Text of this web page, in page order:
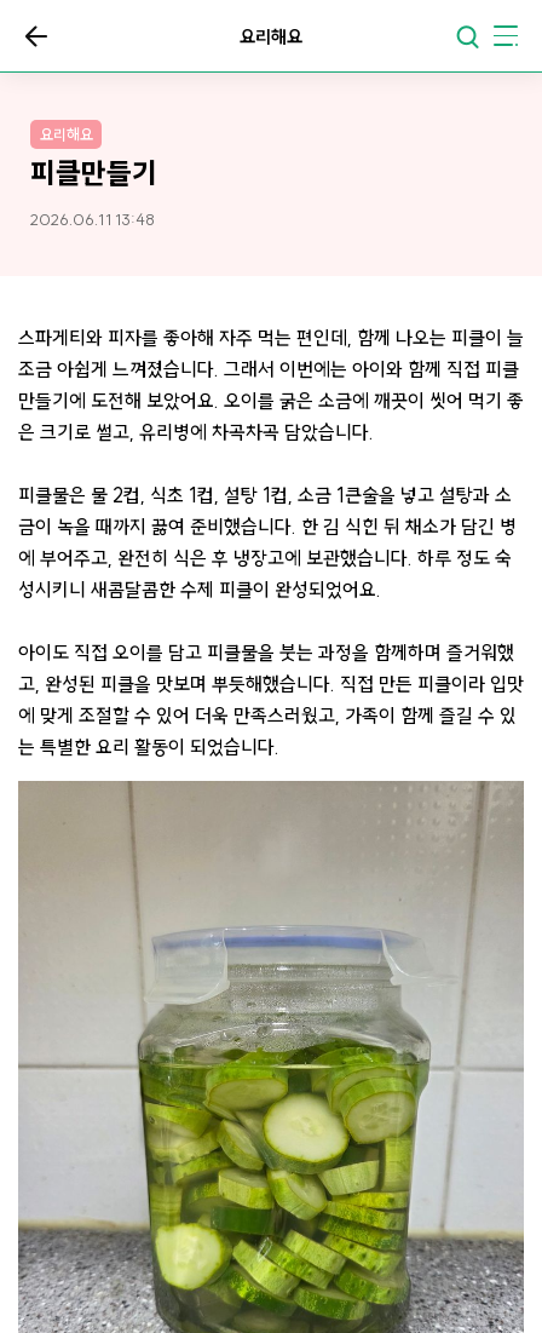
요리해요
요리해요
피클만들기
2026.06.11 13:48
스파게티와 피자를 좋아해 자주 먹는 편인데, 함께 나오는 피클이 늘
조금 아쉽게 느껴졌습니다. 그래서 이번에는 아이와 함께 직접 피클
만들기에 도전해 보았어요. 오이를 굵은 소금에 깨끗이 씻어 먹기 좋
은 크기로 썰고, 유리병에 차곡차곡 담았습니다.
피클물은 물 2컵, 식초 1컵, 설탕 1컵, 소금 1큰술을 넣고 설탕과 소
금이 녹을 때까지 끓여 준비했습니다. 한 김 식힌 뒤 채소가 담긴 병
에 부어주고, 완전히 식은 후 냉장고에 보관했습니다. 하루 정도 숙
성시키니 새콤달콤한 수제 피클이 완성되었어요.
아이도 직접 오이를 담고 피클물을 붓는 과정을 함께하며 즐거워했
고, 완성된 피클을 맛보며 뿌듯해했습니다. 직접 만든 피클이라 입맛
에 맞게 조절할 수 있어 더욱 만족스러웠고, 가족이 함께 즐길 수 있
는 특별한 요리 활동이 되었습니다.